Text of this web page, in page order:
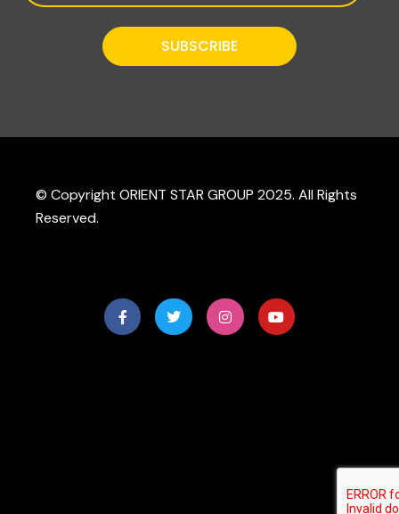
© Copyright ORIENT STAR GROUP 2025. All Rights
Reserved.